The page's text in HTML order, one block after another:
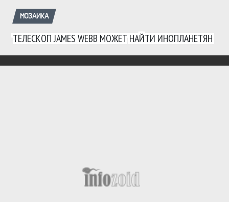
МОЗАИКА
ТЕЛЕСКОП JAMES WEBB МОЖЕТ НАЙТИ ИНОПЛАНЕТЯН